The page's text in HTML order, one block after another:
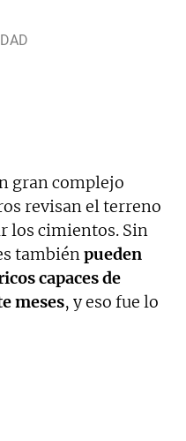
gran complejo
revisan el terreno
los cimientos. Sin
tambiénpueden
capaces de
meses, y eso fue lo